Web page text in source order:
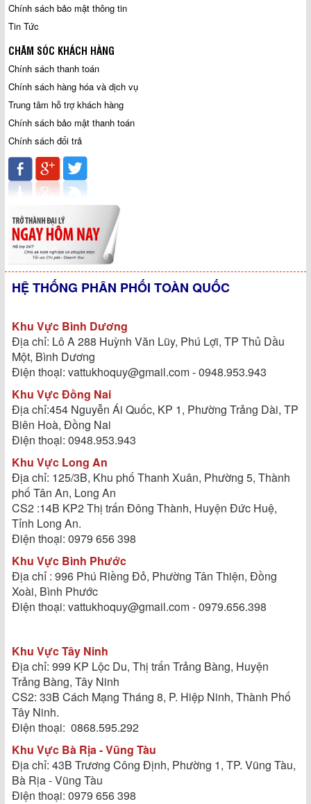
Chính sách bảo mật thông tin
Tin Tức
CHĂM SÓC KHÁCH HÀNG
Chính sách thanh toán
Chính sách hàng hóa và dịch vụ
Trung tâm hỗ trợ khách hàng
Chính sách bảo mật thanh toán
Chính sách đổi trả
HỆ THỐNG PHÂN PHỐI TOÀN QUỐC
Khu Vực Bình Dương
Địa chỉ: Lô A 288 Huỳnh Văn Lũy, Phú Lợi, TP Thủ Dầu
Một, Bình Dương
Điện thoại: vattukhoquy@gmail.com - 0948.953.943
Khu Vực Đồng Nai
Địa chỉ:454 Nguyễn Ái Quốc, KP 1, Phường Trảng Dài, TP
Biên Hoà, Đồng Nai
Điện thoại: 0948.953.943
Khu Vực Long An
Địa chỉ: 125/3B, Khu phố Thanh Xuân, Phường 5, Thành
phố Tân An, Long An
CS2 :14B KP2 Thị trấn Đông Thành, Huyện Đức Huệ,
Tỉnh Long An.
Điện thoại: 0979 656 398
Khu Vực Bình Phước
Địa chỉ : 996 Phú Riềng Đỏ, Phường Tân Thiện, Đồng
Xoài, Bình Phước
Điện thoại: vattukhoquy@gmail.com - 0979.656.398
Khu Vực Tây Ninh
Địa chỉ: 999 KP Lộc Du, Thị trấn Trảng Bàng, Huyện
Trảng Bàng, Tây Ninh
CS2: 33B Cách Mạng Tháng 8, P. Hiệp Ninh, Thành Phố
Tây Ninh.
Điện thoại: 0868.595.292
Khu Vực Bà Rịa - Vũng Tàu
Địa chỉ: 43B Trương Công Định, Phường 1, TP. Vũng Tàu,
Bà Rịa - Vũng Tàu
Điện thoại: 0979 656 398